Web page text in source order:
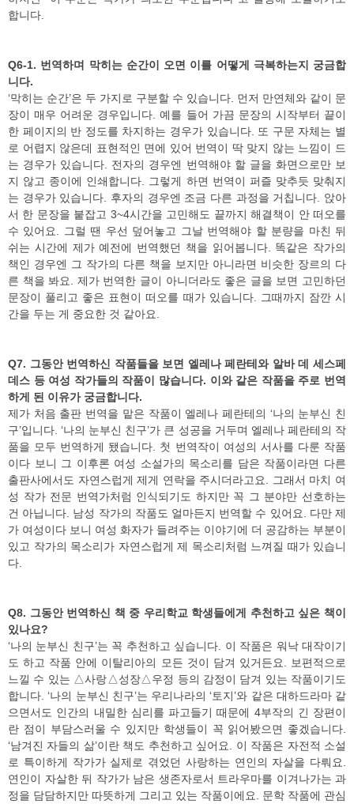
합니다.
Q6-1. 번역하며 막히는 순간이 오면 이를 어떻게 극복하는지 궁금합
니다.
‘막히는 순간’은 두 가지로 구분할 수 있습니다. 먼저 만연체와 같이 문
장이 매우 어려운 경우입니다. 예를 들어 가끔 문장의 시작부터 끝이
한 페이지의 반 정도를 차지하는 경우가 있습니다. 또 구문 자체는 별
로 어렵지 않은데 표현적인 면에 있어 번역이 딱 맞지 않는 느낌이 드
는 경우가 있습니다. 전자의 경우엔 번역해야 할 글을 화면으로만 보
지 않고 종이에 인쇄합니다. 그렇게 하면 번역이 퍼즐 맞추듯 맞춰지
는 경우가 있습니다. 후자의 경우엔 조금 다른 과정을 거칩니다. 앉아
서 한 문장을 붙잡고 3~4시간을 고민해도 끝까지 해결책이 안 떠오를
수 있어요. 그럴 땐 우선 덮어놓고 그날 번역해야 할 분량을 마친 뒤
쉬는 시간에 제가 예전에 번역했던 책을 읽어봅니다. 똑같은 작가의
책인 경우엔 그 작가의 다른 책을 보지만 아니라면 비슷한 장르의 다
른 책을 봐요. 제가 번역한 글이 아니더라도 좋은 글을 보면 고민하던
문장이 풀리고 좋은 표현이 떠오를 때가 있습니다. 그때까지 잠깐 시
간을 두는 게 중요한 것 같아요.
Q7. 그동안 번역하신 작품들을 보면 엘레나 페란테와 알바 데 세스페
데스 등 여성 작가들의 작품이 많습니다. 이와 같은 작품을 주로 번역
하게 된 이유가 궁금합니다.
제가 처음 출판 번역을 맡은 작품이 엘레나 페란테의 ‘나의 눈부신 친
구’입니다. ‘나의 눈부신 친구’가 큰 성공을 거두며 엘레나 페란테의 작
품을 모두 번역하게 됐습니다. 첫 번역작이 여성의 서사를 다룬 작품
이다 보니 그 이후론 여성 소설가의 목소리를 담은 작품이라면 다른
출판사에서도 자연스럽게 제게 연락을 주시더라고요. 그래서 마치 여
성 작가 전문 번역가처럼 인식되기도 하지만 꼭 그 분야만 선호하는
건 아닙니다. 남성 작가의 작품도 얼마든지 번역할 수 있어요. 다만 제
가 여성이다 보니 여성 화자가 들려주는 이야기에 더 공감하는 부분이
있고 작가의 목소리가 자연스럽게 제 목소리처럼 느껴질 때가 있습니
다.
Q8. 그동안 번역하신 책 중 우리학교 학생들에게 추천하고 싶은 책이
있나요?
‘나의 눈부신 친구’는 꼭 추천하고 싶습니다. 이 작품은 워낙 대작이기
도 하고 작품 안에 이탈리아의 모든 것이 담겨 있거든요. 보편적으로
느낄 수 있는 △사랑△성장△우정 등의 감정이 담겨 있는 작품이기도
합니다. ‘나의 눈부신 친구’는 우리나라의 ‘토지’와 같은 대하드라마 같
으면서도 인간의 내밀한 심리를 파고들기 때문에 4부작의 긴 장편이
란 점이 부담스러울 수 있지만 학생들이 꼭 읽어봤으면 좋겠습니다.
‘남겨진 자들의 삶’이란 책도 추천하고 싶어요. 이 작품은 자전적 소설
로 특이하게 작가가 실제로 겪었던 사랑하는 연인의 자살을 다뤄요.
연인이 자살한 뒤 작가가 남은 생존자로서 트라우마를 이겨나가는 과
정을 담담하지만 따뜻하게 그리고 있는 작품이에요. 문학 작품에 관심